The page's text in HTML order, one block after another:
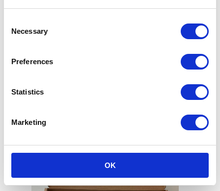
Selection
Necessary
Preferences
Statistics
Marketing
OK
10 listopadu, 2023